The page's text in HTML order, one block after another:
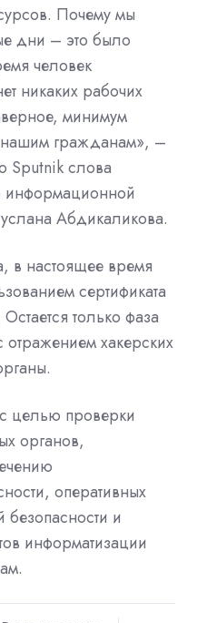
Почему мы
дни – это было
человек
никаких рабочих
минимум
гражданам», –
Sputnik слова
информационной
Абдикаликова.
в настоящее время
сертификата
только фаза
отражением хакерских
целью проверки
органов,
оперативных
и
информатизации